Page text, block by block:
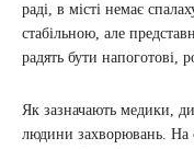
раді, в місті немає
стабільною, але
радять бути напоготові,
Як зазначають медики,
людини захворювань. На